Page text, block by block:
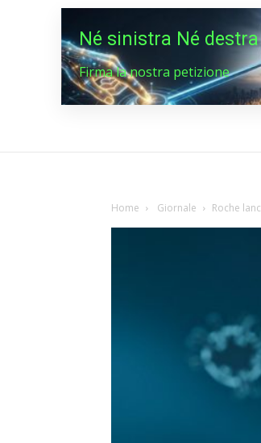
Né sinistra Né destra
Firma la nostra petizione
Home Giornale Roche